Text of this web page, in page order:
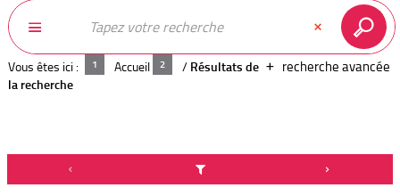
recherche avancée
Vous êtes ici : Accueil / Résultats de
la recherche